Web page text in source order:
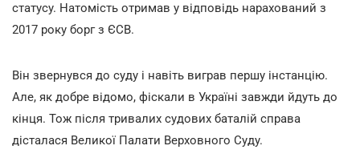
статусу. Натомість отримав у відповідь нарахований з
2017 року борг з ЄСВ.
Він звернувся до суду і навіть виграв першу інстанцію.
Але, як добре відомо, фіскали в Україні завжди йдуть до
кінця. Тож після тривалих судових баталій справа
дісталася Великої Палати Верховного Суду.